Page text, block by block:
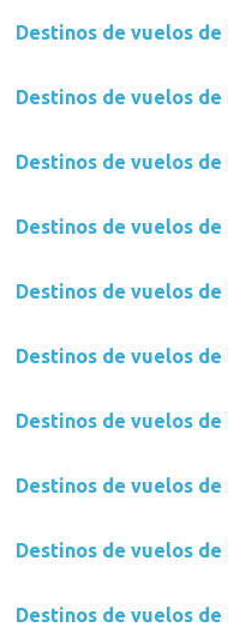
Destinos de vuelos
Destinos de vuelos
Destinos de vuelos de
Destinos de vuelos
Destinos de vuelos
Destinos de vuelos de
Destinos de vuelos de
Destinos de vuelos
Destinos de vuelos
Destinos de vuelos